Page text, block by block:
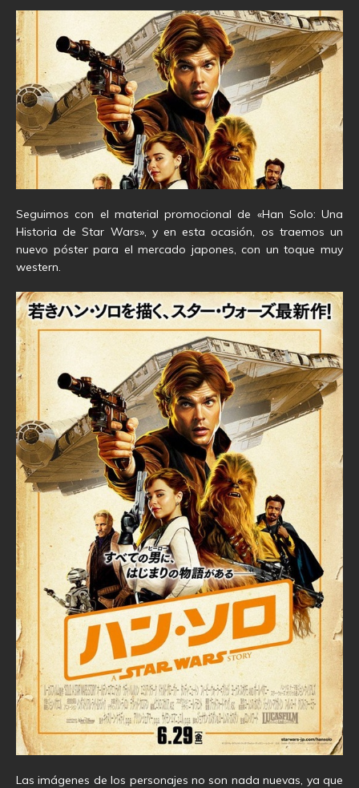
Seguimos con el material promocional de «Han Solo: Una
Historia de Star Wars», y en esta ocasión, os traemos un
nuevo póster para el mercado japones, con un toque muy
western.
Las imágenes de los personajes no son nada nuevas, ya que